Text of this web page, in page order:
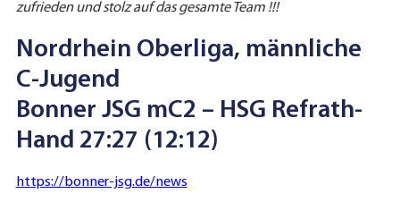
zufrieden und stolz auf das gesamte Team !!!
Nordrhein Oberliga, männliche
C-Jugend
Bonner JSG mC2 – HSG Refrath-
Hand 27:27 (12:12)
https://bonner-jsg.de/news